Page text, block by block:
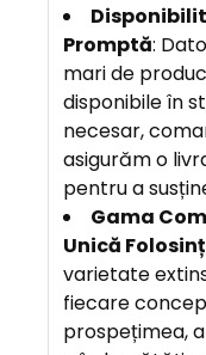
Promptă:
mari de
disponibile în
necesar,
asigurăm o
pentru a
Gama
Unică
varietate
fiecare
prospețimea,